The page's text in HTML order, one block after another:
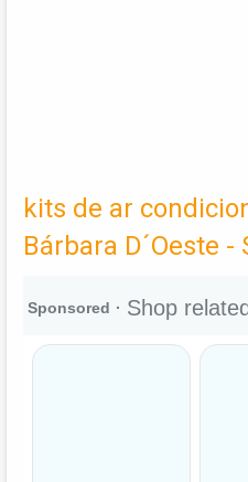
kits de ar
Bárbara D´Oeste -